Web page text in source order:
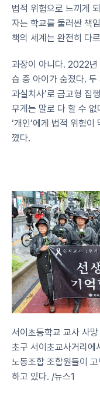
법적 위험으로 느끼게
자는 학교를 둘러싼 책
책의 세계는 완전히 다
과장이 아니다. 2022
습 중 아이가 숨졌다. 두
과실치사’로 금고형 집
무게는 말로 다 할 수
‘개인’에게 법적 위험
꼈다.
서이초등학교 교사 사
초구 서이초교사거리에
노동조합 조합원들이
하고 있다. /뉴스1